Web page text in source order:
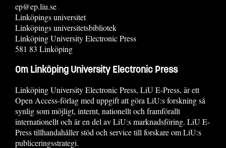
ep@ep.liu.se
Linköpings universitet
Linköpings universitetsbibliotek
Linköping University Electronic Press
581 83 Linköping
Om Linköping University Electronic Press
Linköping University Electronic Press, LiU E-Press, är ett
Open Access-förlag med uppgift att göra LiU:s forskning så
synlig som möjligt, internt, nationellt och framförallt
internationellt och är en del av LiU:s marknadsföring. LiU E-
Press tillhandahåller stöd och service till forskare om LiU:s
publiceringsstrategi.